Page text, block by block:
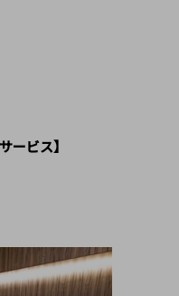
ービス】